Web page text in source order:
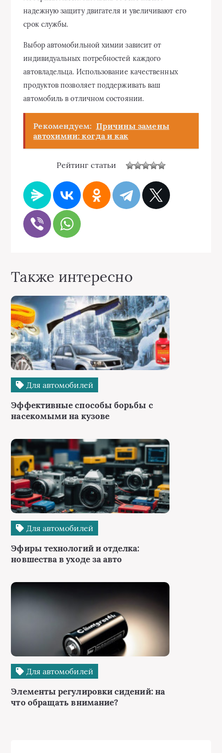
надежную защиту двигателя и увеличивают его
срок службы.
Выбор автомобильной химии зависит от
индивидуальных потребностей каждого
автовладельца. Использование качественных
продуктов позволяет поддерживать ваш
автомобиль в отличном состоянии.
Рекомендуем: Причины замены
автохимии: когда и как
Рейтинг статьи
Также интересно
Для автомобилей
Эффективные способы борьбы с
насекомыми на кузове
Для автомобилей
Эфиры технологий и отделка:
новшества в уходе за авто
Для автомобилей
Элементы регулировки сидений: на
что обращать внимание?